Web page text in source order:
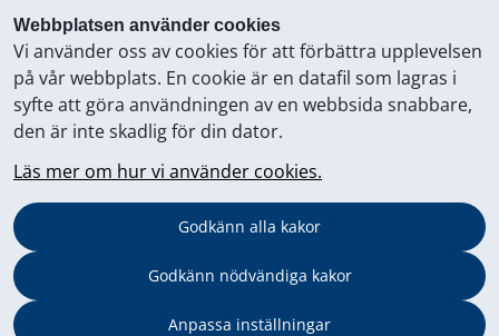
Webbplatsen använder cookies
Vi använder oss av cookies för att förbättra upplevelsen
på vår webbplats. En cookie är en datafil som lagras i
syfte att göra användningen av en webbsida snabbare,
den är inte skadlig för din dator.
Läs mer om hur vi använder cookies.
Godkänn alla kakor
Godkänn nödvändiga kakor
Anpassa inställningar